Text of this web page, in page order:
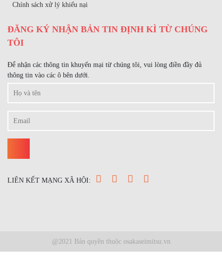
Chính sách xử lý khiếu nại
ĐĂNG KÝ NHẬN BẢN TIN ĐỊNH KÌ TỪ CHÚNG
TÔI
Để nhận các thông tin khuyến mại từ chúng tôi, vui lòng điền đầy đủ
thông tin vào các ô bên dưới.
LIÊN KẾT MẠNG XÃ HỘI:
@2021 Bản quyền thuộc osakaseimitsu.vn